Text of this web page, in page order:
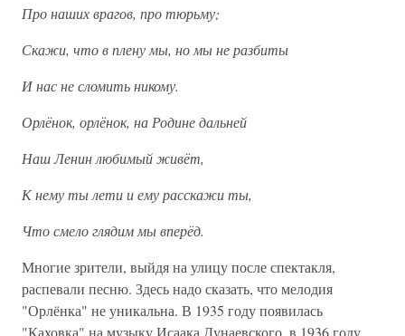
Про наших врагов, про тюрьму;
Скажи, что в плену мы, но мы не разбиты
И нас не сломить никому.
Орлёнок, орлёнок, на Родине дальней
Наш Ленин любимый живёт,
К нему ты лети и ему расскажи ты,
Что смело глядим мы вперёд.
Многие зрители, выйдя на улицу после спектакля,
распевали песню. Здесь надо сказать, что мелодия
"Орлёнка" не уникальна. В 1935 году появилась
"Каховка" на музыку Исаака Дунаевского, в 1936 году